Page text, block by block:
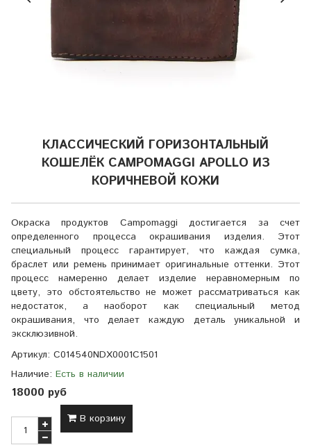
КЛАССИЧЕСКИЙ ГОРИЗОНТАЛЬНЫЙ
КОШЕЛЁК CAMPOMAGGI APOLLO ИЗ
КОРИЧНЕВОЙ КОЖИ
Окраска продуктов Campomaggi достигается за счет
определенного процесса окрашивания изделия. Этот
специальный процесс гарантирует, что каждая сумка,
браслет или ремень принимает оригинальные оттенки. Этот
процесс намеренно делает изделие неравномерным по
цвету, это обстоятельство не может рассматриваться как
недостаток, а наоборот как специальный метод
окрашивания, что делает каждую деталь уникальной и
эксклюзивной.
Артикул: C014540NDX0001C1501
Наличие: Есть в наличии
18000 руб
В корзину